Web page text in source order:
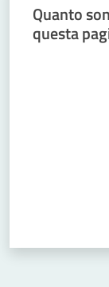
Quanto
questa